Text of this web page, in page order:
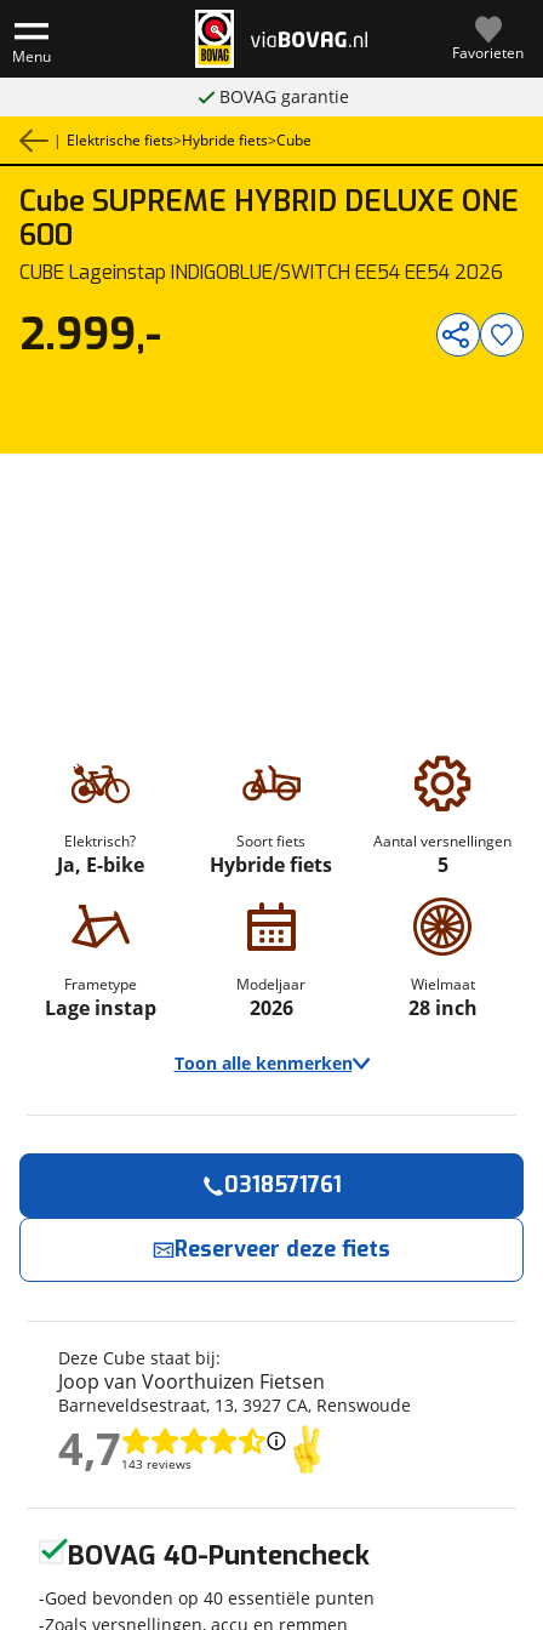
Menu Favorieten
BOVAG garantie
| Elektrische fiets>Hybride fiets>Cube
Cube SUPREME HYBRID DELUXE ONE
600
CUBE Lageinstap INDIGOBLUE/SWITCH EE54 EE54 2026
1/1
Elektrisch?
Ja, E-bike
Soort fiets
Hybride fiets
Aantal versnellingen
5
Frametype
Lage instap
Modeljaar
2026
Wielmaat
28 inch
Toon alle kenmerken
Cube
Model
SUPREME HYBRID DELUXE
Soort fiets
Frametype
Lage instap
Wielmaat
28 inch
Nieuw of occasion
Nieuw
Transmissie
Naaf
2.999,-
Deze Cube staat bij:
Joop van Voorthuizen Fietsen
Barneveldsestraat, 13, 3927 CA, Renswoude
4,7143 reviews
4,7
0318571761
Reserveer deze fiets
nu!
Joop van Voorthuizen Fietsen neemt snel
Naam
BOVAG 40-Puntencheck
Goed bevonden op 40 essentiële punten
Zoals versnellingen, accu en remmen